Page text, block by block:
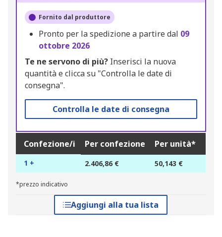
Fornito dal produttore
Pronto per la spedizione a partire dal 09
ottobre 2026
Te ne servono di più? Inserisci la nuova
quantità e clicca su "Controlla le date di
consegna".
Controlla le date di consegna
Confezione/i Per confezione Per unità*
1 + 2.406,86 € 50,143 €
*prezzo indicativo
Aggiungi alla tua lista